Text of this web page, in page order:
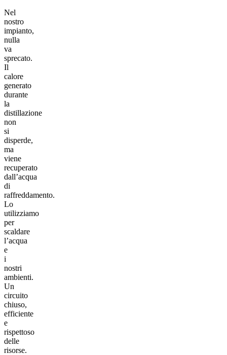
Nel
nostro
impianto,
nulla
va
sprecato.
Il
calore
generato
durante
la
distillazione
non
si
disperde,
ma
viene
recuperato
dall’acqua
di
raffreddamento.
Lo
utilizziamo
per
scaldare
l’acqua
e
i
nostri
ambienti.
Un
circuito
chiuso,
efficiente
e
rispettoso
delle
risorse.